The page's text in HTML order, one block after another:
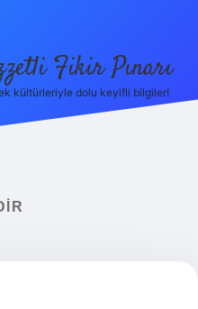
Fikir Pınarı
kültürleriyle dolu keyifli bilgiler!